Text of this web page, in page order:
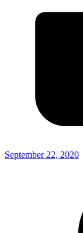
September 22, 2020